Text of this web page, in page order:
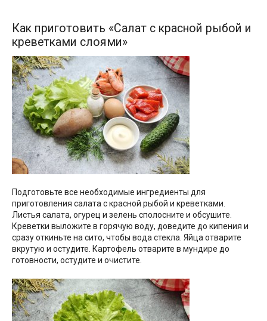
Как приготовить «Салат с красной рыбой и
креветками слоями»
Подготовьте все необходимые ингредиенты для
приготовления салата с красной рыбой и креветками.
Листья салата, огурец и зелень сполосните и обсушите.
Креветки выложите в горячую воду, доведите до кипения и
сразу откиньте на сито, чтобы вода стекла. Яйца отварите
вкрутую и остудите. Картофель отварите в мундире до
готовности, остудите и очистите.